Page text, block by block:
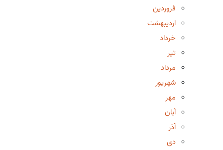
فروردین
اردیبهشت
خرداد
تیر
مرداد
شهریور
مهر
آبان
آذر
دی